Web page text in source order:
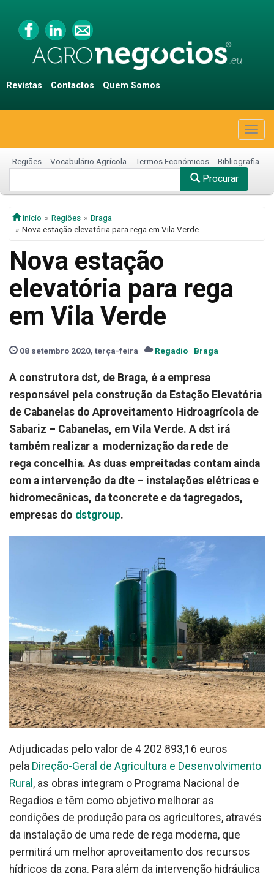
Revistas Contactos Quem Somos
Regiões Vocabulário Agrícola Termos Económicos Bibliografia
Procurar
início Regiões
Braga
Nova estação elevatória para rega em Vila Verde
Nova estação
elevatória para rega
em Vila Verde
08 setembro 2020, terça-feira Regadio Braga
A construtora dst, de Braga, é a empresa
responsável pela construção da Estação Elevatória
de Cabanelas do Aproveitamento Hidroagrícola de
Sabariz – Cabanelas, em Vila Verde. A dst irá
também realizar a modernização da rede de
rega concelhia. As duas empreitadas contam ainda
com a intervenção da dte – instalações elétricas e
hidromecânicas, da tconcrete e da tagregados,
empresas do dstgroup.
Adjudicadas pelo valor de 4 202 893,16 euros
pela Direção-Geral de Agricultura e Desenvolvimento
Rural , as obras integram o Programa Nacional de
Regadios e têm como objetivo melhorar as
condições de produção para os agricultores, através
da instalação de uma rede de rega moderna, que
permitirá um melhor aproveitamento dos recursos
hídricos da zona. Para além da intervenção hidráulica